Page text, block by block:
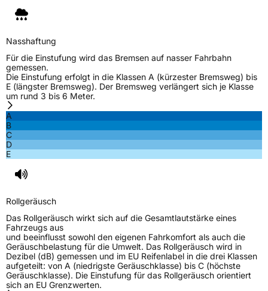
Nasshaftung
Für die Einstufung wird das Bremsen auf nasser Fahrbahn
gemessen.
Die Einstufung erfolgt in die Klassen A (kürzester Bremsweg) bis
E (längster Bremsweg). Der Bremsweg verlängert sich je Klasse
um rund 3 bis 6 Meter.
A
B
C
D
E
Rollgeräusch
Das Rollgeräusch wirkt sich auf die Gesamtlautstärke eines
Fahrzeugs aus
und beeinflusst sowohl den eigenen Fahrkomfort als auch die
Geräuschbelastung für die Umwelt. Das Rollgeräusch wird in
Dezibel (dB) gemessen und im EU Reifenlabel in die drei Klassen
aufgeteilt: von A (niedrigste Geräuschklasse) bis C (höchste
Geräuschklasse). Die Einstufung für das Rollgeräusch orientiert
sich an EU Grenzwerten.